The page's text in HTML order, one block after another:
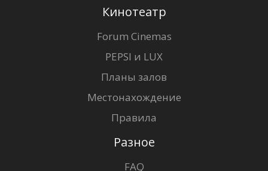
Кинотеатр
Forum Cinemas
PEPSI и LUX
Планы залов
Местонахождение
Правила
Разное
FAQ